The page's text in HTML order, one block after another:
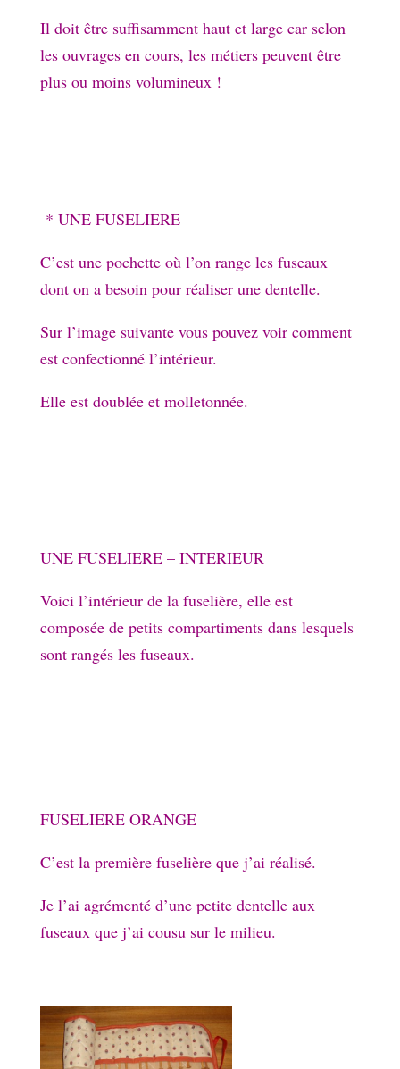
Il doit être suffisamment haut et large car selon
les ouvrages en cours, les métiers peuvent être
plus ou moins volumineux !
* UNE FUSELIERE
C’est une pochette où l’on range les fuseaux
dont on a besoin pour réaliser une dentelle.
Sur l’image suivante vous pouvez voir comment
est confectionné l’intérieur.
Elle est doublée et molletonnée.
UNE FUSELIERE – INTERIEUR
Voici l’intérieur de la fuselière, elle est
composée de petits compartiments dans lesquels
sont rangés les fuseaux.
FUSELIERE ORANGE
C’est la première fuselière que j’ai réalisé.
Je l’ai agrémenté d’une petite dentelle aux
fuseaux que j’ai cousu sur le milieu.